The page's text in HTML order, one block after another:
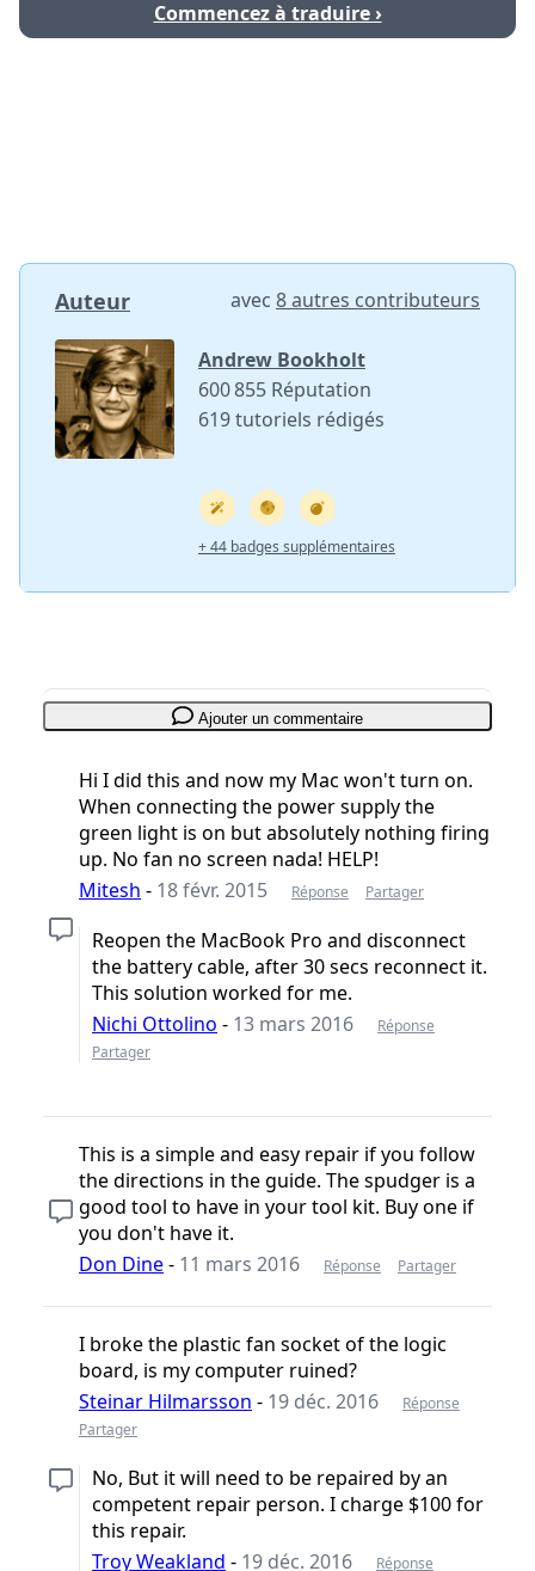
Commencez à traduire ›
Auteur avec 8 autres contributeurs
Andrew Bookholt
600 855 Réputation
619 tutoriels rédigés
+ 44 badges supplémentaires
Ajouter un commentaire
Hi I did this and now my Mac won't turn on.
When connecting the power supply the
green light is on but absolutely nothing firing
up. No fan no screen nada! HELP!
Mitesh - 18 févr. 2015 Réponse Partager
Reopen the MacBook Pro and disconnect
the battery cable, after 30 secs reconnect it.
This solution worked for me.
Nichi Ottolino - 13 mars 2016
Réponse
Partager
This is a simple and easy repair if you follow
the directions in the guide. The spudger is a
good tool to have in your tool kit. Buy one if
you don't have it.
Don Dine- 11 mars 2016 Réponse Partager
I broke the plastic fan socket of the logic
board, is my computer ruined?
Steinar Hilmarsson - 19 déc. 2016
Réponse
Partager
No, But it will need to be repaired by an
competent repair person. I charge $100 for
this repair.
Troy Weakland - 19 déc. 2016 Réponse